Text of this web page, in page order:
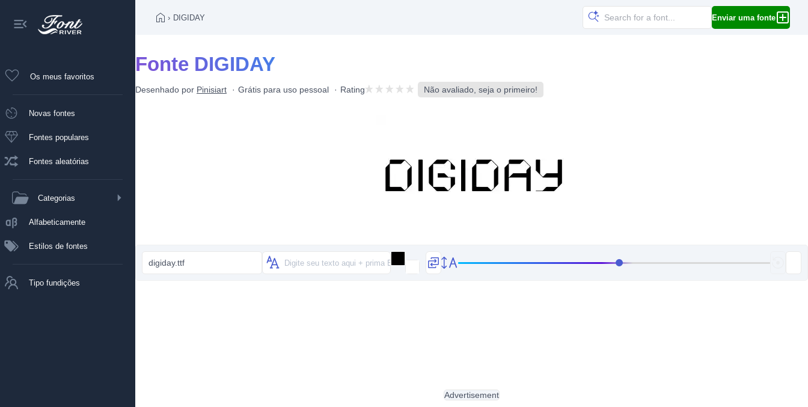
Os meus favoritos
Novas fontes
Fontes populares
Fontes aleatórias
Categorias
Alfabeticamente
Estilos de fontes
Tipo fundições
› DIGIDAY Enviar uma fonte
Fonte DIGIDAY
Desenhado por Pinisiart Grátis para uso pessoal Rating Não avaliado, seja o primeiro!
digiday.ttf
Advertisement